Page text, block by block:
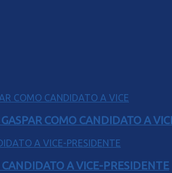
COMO CANDIDATO A
A VICE-PRESIDENTE